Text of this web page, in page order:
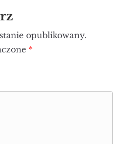
opublikowany.
*